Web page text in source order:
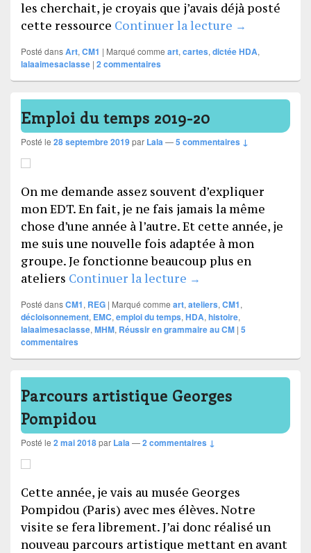
les cherchait, je croyais que j’avais déjà posté
cette ressource Continuer la lecture Les cartes
→
Posté dansArt, CM1 | Marqué comme art, cartes, dictée HDA,
lalaaimesaclasse | 2commentaires
Emploi du temps 2019-20
Posté le 28 septembre 2019par Lala—5 commentaires ↓
On me demande assez souvent d’expliquer
mon EDT. En fait, je ne fais jamais la même
chose d’une année à l’autre. Et cette année, je
me suis une nouvelle fois adaptée à mon
groupe. Je fonctionne beaucoup plus en
ateliers Continuer la lecture Emploi du temps
→
Posté dansCM1, REG | Marqué comme art, ateliers, CM1,
décloisonnement, EMC, emploi du temps, HDA, histoire,
lalaaimesaclasse, MHM, Réussir en grammaire au CM | 5
commentaires
Parcours artistique Georges
Pompidou
Posté le 2 mai 2018par Lala—2 commentaires ↓
Cette année, je vais au musée Georges
Pompidou (Paris) avec mes élèves. Notre
visite se fera librement. J’ai donc réalisé un
nouveau parcours artistique mettant en avant